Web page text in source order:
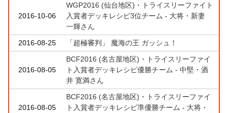
2016-10-06
WGP2016 (仙台地区)・トライスリーファイト
入賞者デッキレシピ3位チーム - 大将・新妻
一輝さん
2016-08-25
「超極審判」 魔海の王 ガッシュ！
2016-08-05
BCF2016 (名古屋地区)・トライスリーファイ
ト入賞者デッキレシピ優勝チーム - 中堅・酒
井 寛満さん
2016-08-05
BCF2016 (名古屋地区)・トライスリーファイ
ト入賞者デッキレシピ準優勝チーム - 大将・